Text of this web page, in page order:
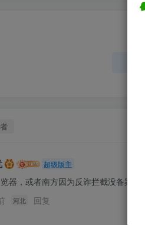
超级版主
器，或者南方因为反诈拦截没备案的
河北 回复